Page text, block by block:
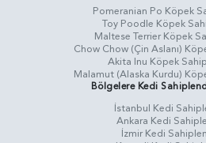
Pomeranian Po Köpek
Toy Poodle Köpek
Maltese Terrier Köpek
Chow Chow (Çin Aslanı)
Akita Inu Köpek
Malamut (Alaska Kurdu)
Bölgelere Kedi
İstanbul Kedi
Ankara Kedi
İzmir Kedi